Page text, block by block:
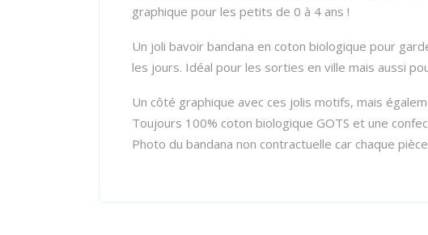
graphique pour les petits de 0 à 4 ans !
Un joli bavoir bandana en coton biologique pour
les jours. Idéal pour les sorties en ville mais aussi
Un côté graphique avec ces jolis motifs, mais
Toujours 100% coton biologique GOTS et une
Photo du bandana non contractuelle car chaque